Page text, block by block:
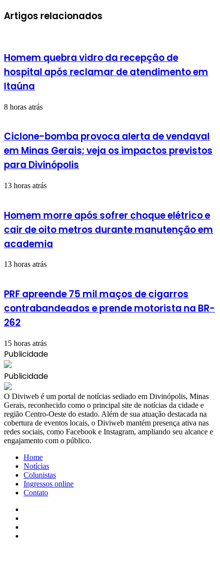
mail
Artigos relacionados
Homem quebra vidro da recepção de
hospital após reclamar de atendimento em
Itaúna
8 horas atrás
Ciclone-bomba provoca alerta de vendaval
em Minas Gerais; veja os impactos previstos
para Divinópolis
13 horas atrás
Homem morre após sofrer choque elétrico e
cair de oito metros durante manutenção em
academia
13 horas atrás
PRF apreende 75 mil maços de cigarros
contrabandeados e prende motorista na BR-
262
15 horas atrás
Publicidade
Publicidade
​O Diviweb é um portal de notícias sediado em Divinópolis, Minas
Gerais, reconhecido como o principal site de notícias da cidade e
região Centro-Oeste do estado. Além de sua atuação destacada na
cobertura de eventos locais, o Diviweb mantém presença ativa nas
redes sociais, como Facebook e Instagram, ampliando seu alcance e
engajamento com o público.
Home
Notícias
Colunistas
Ingressos online
Contato